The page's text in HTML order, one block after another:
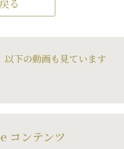
戻る
以下の動画も見ています
コンテンツ